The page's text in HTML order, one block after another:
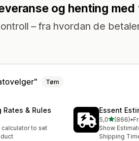
og henting
– fra hvordan de
Tøm
Rates & Rules
to set
Essent
5,0av 5(866)
Totalt 866 •
Show
Shipping